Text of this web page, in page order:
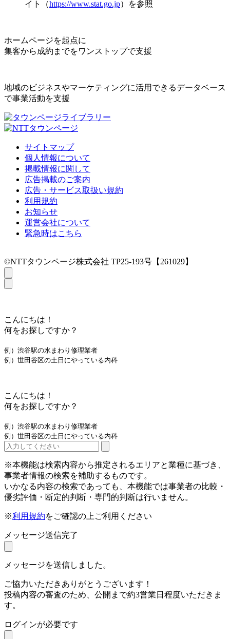
イト（https://www.stat.go.jp）を参照
ホームページを起点に
集客から成約までをワンストップで支援
地域のビジネスやマーケティングに活用できるデータベース
で事業活動を支援
サイトマップ
個人情報について
掲載情報に関して
広告掲載のご案内
広告・サービス取扱い規約
利用規約
お知らせ
運営会社について
緊急時はこちら
©NTTタウンページ株式会社 TP25-193号【261029】
こんにちは！
何をお探しですか？
例）渋谷駅の水まわり修理業者
例）世田谷区の土日にやっている内科
こんにちは！
何をお探しですか？
例）渋谷駅の水まわり修理業者
例）世田谷区の土日にやっている内科
※本機能は検索内容から推定されるエリアと業種に基づき、
事業者情報の検索を補助するものです。
いかなる内容の検索であっても、本機能では事業者の比較・
優劣評価・断定的判断・専門的判断は行いません。
※利用規約をご確認の上ご利用ください
メッセージ送信完了
メッセージを送信しました。
ご協力いただきありがとうございます！
投稿内容の審査のため、公開まで約3営業日程度いただきま
す。
ログインが必要です